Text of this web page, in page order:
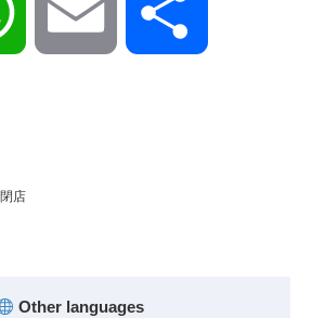
WhatsApp Email
閉店
Other languages